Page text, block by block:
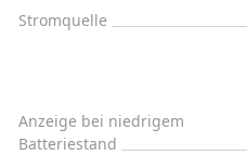
Stromquelle
Anzeige bei niedrigem
Batteriestand